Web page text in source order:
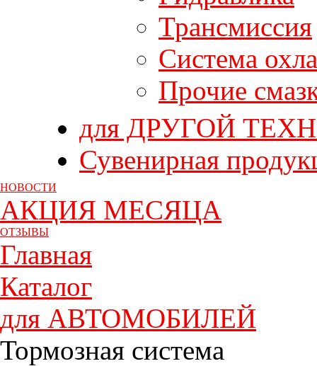
Трансмиссия
Система
Прочие
для ДРУГОЙ
Сувенирная
НОВОСТИ
АКЦИЯ МЕСЯЦА
ОТЗЫВЫ
Главная
Каталог
для АВТОМОБИЛЕЙ
Тормозная система